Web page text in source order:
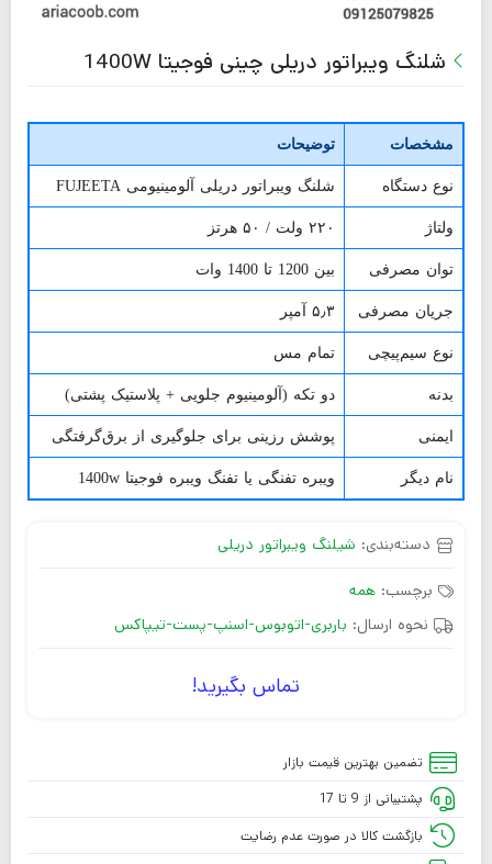
شلنگ ویبراتور دریلی چینی فوجیتا 1400W
مشخصات توضیحات
نوع دستگاه شلنگ ویبراتور دریلی آلومینیومی FUJEETA
ولتاژ ۲۲۰ ولت / ۵۰ هرتز
توان مصرفی بین 1200 تا 1400 وات
جریان مصرفی ۵٫۳ آمپر
نوع سیم‌پیچی تمام مس
بدنه دو تکه (آلومینیوم جلویی + پلاستیک پشتی)
ایمنی پوشش رزینی برای جلوگیری از برق‌گرفتگی
نام دیگر ویبره تفنگی یا تفنگ ویبره فوجیتا 1400w
دسته‌بندی: شیلنگ ویبراتور دریلی
برچسب: همه
نحوه ارسال: باربری-اتوبوس-اسنپ-پست-تیپاکس
تماس بگیرید!
تضمین بهترین قیمت بازار
پشتیبانی از 9 تا 17
بازگشت کالا در صورت عدم رضایت